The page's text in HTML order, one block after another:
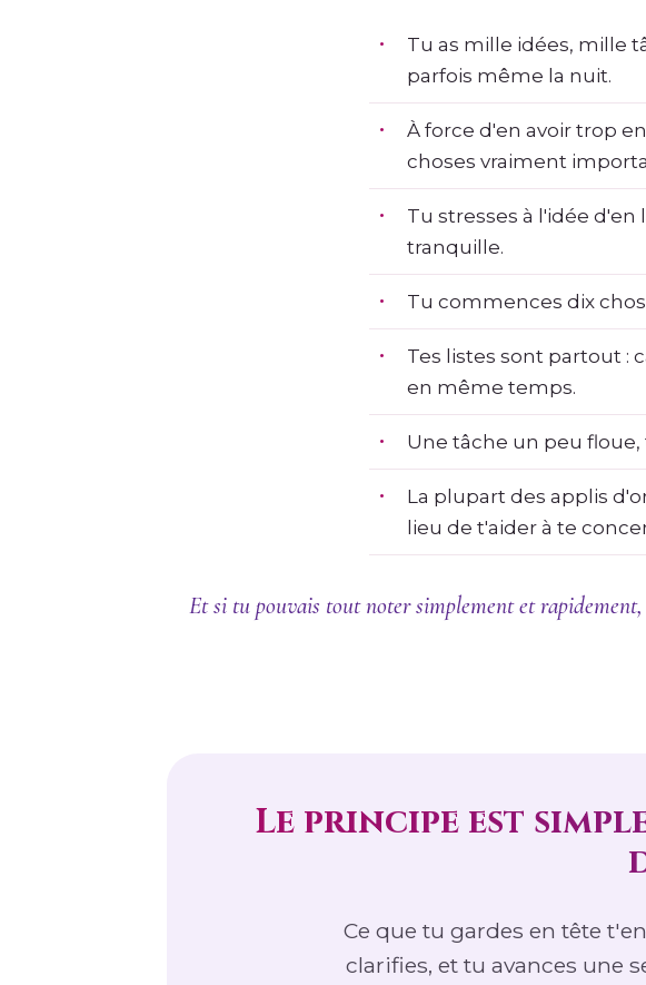
Tu as mille idées, mille
parfois même la nuit.
À force d'en avoir trop
choses vraiment
Tu stresses à l'idée d'en
tranquille.
Tu commences dix
Tes listes sont partout :
en même temps.
Une tâche un peu
La plupart des applis
lieu de t'aider à te
Et si tu pouvais tout noter simplement et
Le principe est
Ce que tu gardes en tête
clarifies, et tu avances une